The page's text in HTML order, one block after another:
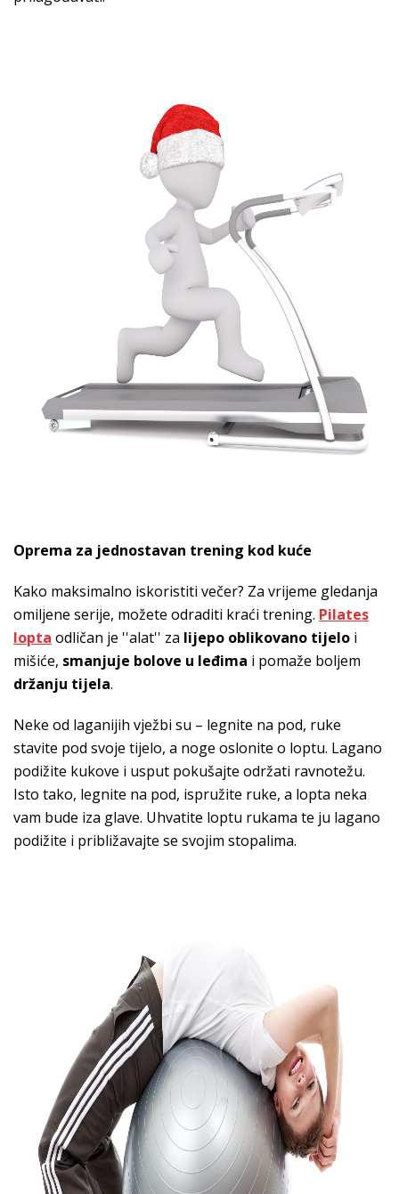
Oprema za jednostavan trening kod kuće
Kako maksimalno iskoristiti večer? Za vrijeme gledanja
omiljene serije, možete odraditi kraći trening. Pilates
lopta odličan je ''alat'' za lijepo oblikovano tijelo i
mišiće, smanjuje bolove u leđima i pomaže boljem
držanju tijela.
Neke od laganijih vježbi su – legnite na pod, ruke
stavite pod svoje tijelo, a noge oslonite o loptu. Lagano
podižite kukove i usput pokušajte održati ravnotežu.
Isto tako, legnite na pod, ispružite ruke, a lopta neka
vam bude iza glave. Uhvatite loptu rukama te ju lagano
podižite i približavajte se svojim stopalima.